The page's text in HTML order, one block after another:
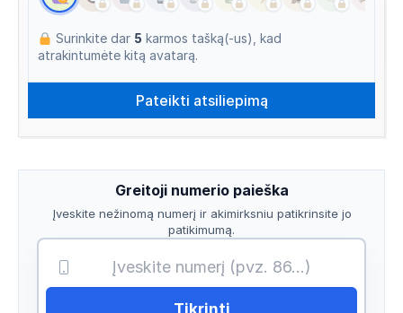
Surinkite dar 5 karmos tašką(-us), kad
atrakintumėte kitą avatarą.
Greitoji numerio paieška
Įveskite nežinomą numerį ir akimirksniu patikrinsite jo
patikimumą.
Tikrinti